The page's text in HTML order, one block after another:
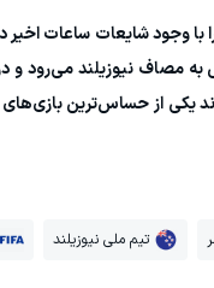
با وجود شایعات ساعات
نیوزیلند می‌رود و در
تیم ملی نیوزیلند